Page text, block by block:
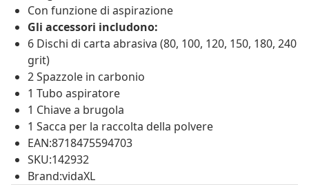
Con funzione di aspirazione
Gli accessori includono:
6 Dischi di carta abrasiva (80, 100, 120, 150, 180, 240
grit)
2 Spazzole in carbonio
1 Tubo aspiratore
1 Chiave a brugola
1 Sacca per la raccolta della polvere
EAN:8718475594703
SKU:142932
Brand:vidaXL